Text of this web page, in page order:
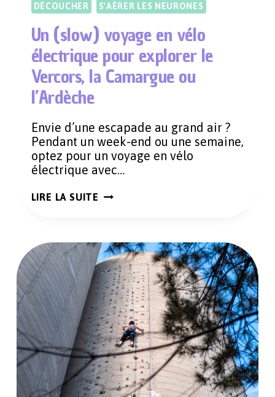
DÉCOUCHER S'AÉRER LES NEURONES
Un (slow) voyage en vélo
électrique pour explorer le
Vercors, la Camargue ou
l’Ardèche
Envie d’une escapade au grand air ?
Pendant un week-end ou une semaine,
optez pour un voyage en vélo
électrique avec…
LIRE LA SUITE UN
ÉLECTRIQUE
POUR
EXPLORER
LE
VERCORS,
LA
CAMARGUE
OU
L’ARDÈCHE